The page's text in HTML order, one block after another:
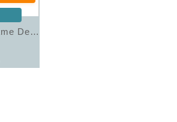
Hk Gümüş Kadın Bilezik Eskitme Desenli |Gümüş Takı Hediyelik Ürünler